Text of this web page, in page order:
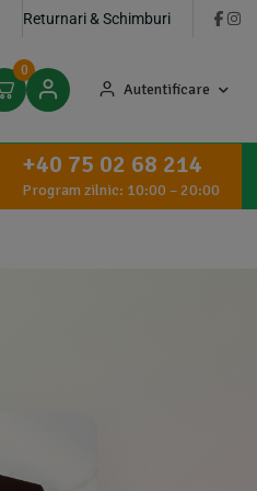
Returnari & Schimburi
0
Autentificare
+40 75 02 68 214
Program zilnic: 10:00 – 20:00
×